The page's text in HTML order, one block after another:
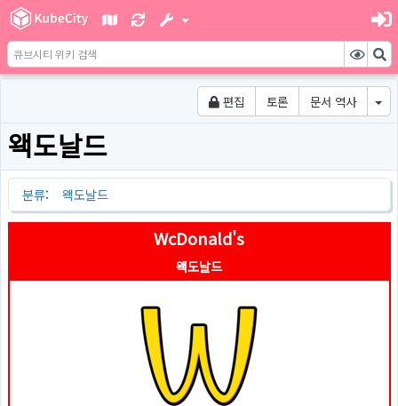
편집 토론 문서 역사
왝도날드
분류: 왝도날드
WcDonald's
왝도날드